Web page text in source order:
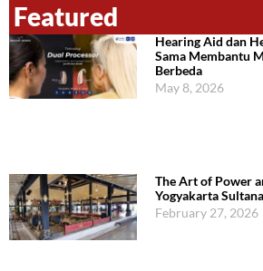
Featured
Hearing Aid dan
Sama Membantu
Berbeda
May 8, 2026
The Art of Power
Yogyakarta
February 27, 2026